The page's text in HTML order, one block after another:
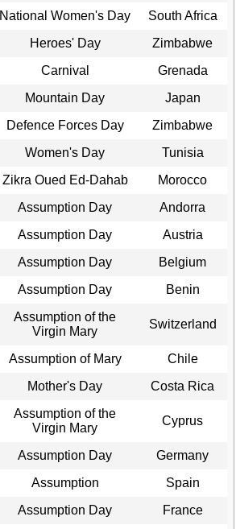
National Women's Day
South Africa
Heroes' Day
Zimbabwe
Carnival
Grenada
Mountain Day
Japan
Defence Forces Day
Zimbabwe
Women's Day
Tunisia
Zikra Oued Ed-Dahab
Morocco
Assumption Day
Andorra
Assumption Day
Austria
Assumption Day
Belgium
Assumption Day Benin
Assumption of the
Virgin Mary
Switzerland
Assumption of Mary
Chile
Mother's Day Costa Rica
Assumption of the
Virgin Mary
Cyprus
Assumption Day
Germany
Assumption
Spain
Assumption Day
France